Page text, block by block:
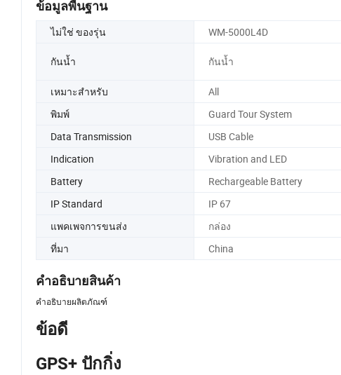
ข้อมูลพื้นฐาน
ไม่ใช่ ของรุ่น WM-5000L4D
กันน้ำ กันน้ำ
เหมาะสำหรับ
All
พิมพ์
Guard Tour System
Data Transmission
USB Cable
Indication
Vibration and LED
Battery
Rechargeable Battery
IP Standard
IP 67
แพคเพจการขนส่ง
กล่อง
ที่มา
China
คำอธิบายสินค้า
คำอธิบายผลิตภัณฑ์
ข้อดี
GPS+ ปักกิ่ง